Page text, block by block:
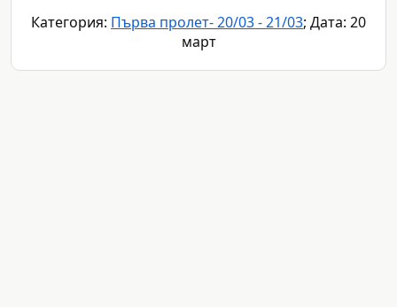
Категория: Първа пролет- 20/03 - 21/03; Дата: 20
март